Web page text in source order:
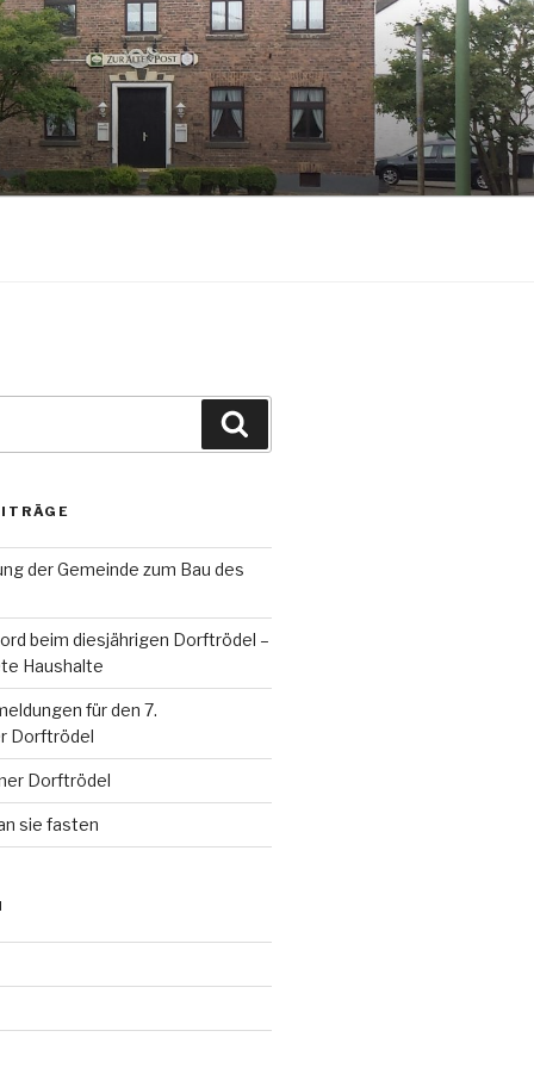
der Gemeinde zum Bau des
beim diesjährigen Dorftrödel –
Haushalte
für den 7.
Dorftrödel
Dorftrödel
sie fasten